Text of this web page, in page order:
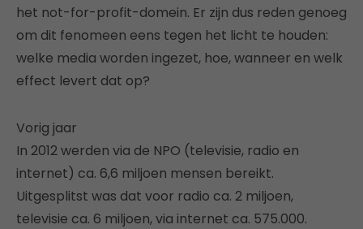
het not-for-profit-domein. Er zijn dus reden genoeg
om dit fenomeen eens tegen het licht te houden:
welke media worden ingezet, hoe, wanneer en welk
effect levert dat op?
Vorig jaar
In 2012 werden via de NPO (televisie, radio en
internet) ca. 6,6 miljoen mensen bereikt.
Uitgesplitst was dat voor radio ca. 2 miljoen,
televisie ca. 6 miljoen, via internet ca. 575.000.